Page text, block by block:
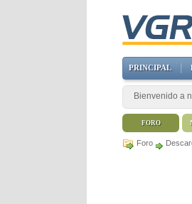
Foro
PRINCIPAL
Bienvenido a
FORO